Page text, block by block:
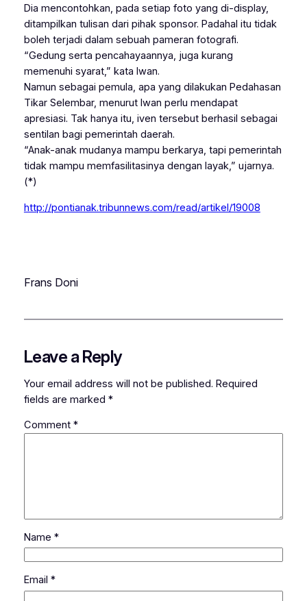
Dia mencontohkan, pada setiap foto yang di-display,
ditampilkan tulisan dari pihak sponsor. Padahal itu tidak
boleh terjadi dalam sebuah pameran fotografi.
“Gedung serta pencahayaannya, juga kurang
memenuhi syarat,” kata Iwan.
Namun sebagai pemula, apa yang dilakukan Pedahasan
Tikar Selembar, menurut Iwan perlu mendapat
apresiasi. Tak hanya itu, iven tersebut berhasil sebagai
sentilan bagi pemerintah daerah.
“Anak-anak mudanya mampu berkarya, tapi pemerintah
tidak mampu memfasilitasinya dengan layak,” ujarnya.
(*)
http://pontianak.tribunnews.com/read/artikel/19008
Frans Doni
Leave a Reply
Your email address will not be published. Required
fields are marked *
Comment *
Name *
Email *